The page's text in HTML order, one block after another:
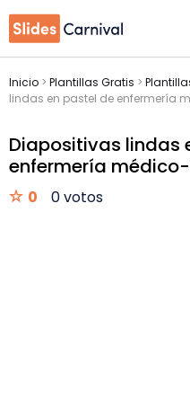
Inicio > Plantillas Gratis >
lindas en pastel de enfermería
Diapositivas lindas
enfermería
0 0 votos